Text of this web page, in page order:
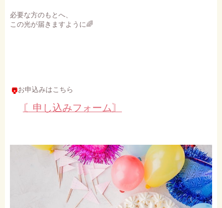
必要な方のもとへ、
この光が届きますように🌈
お申込みはこちら
〘申し込みフォーム〙